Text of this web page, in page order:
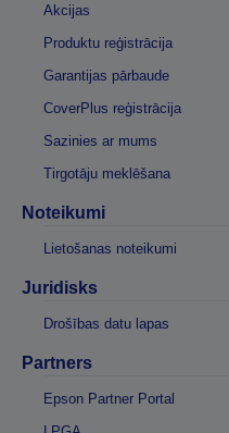
Akcijas
Produktu reģistrācija
Garantijas pārbaude
CoverPlus reģistrācija
Sazinies ar mums
Tirgotāju meklēšana
Noteikumi
Lietošanas noteikumi
Juridisks
Drošības datu lapas
Partners
Epson Partner Portal